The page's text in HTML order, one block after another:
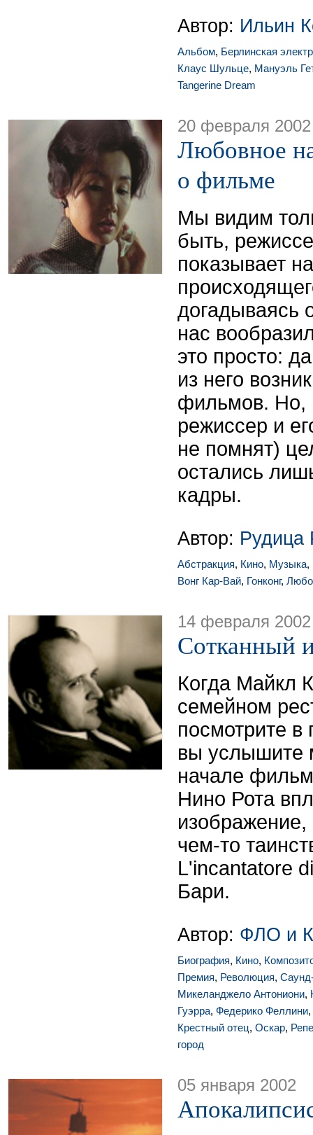
Автор: Ильин
Альбом, Берлинская
Клаус Шульце, Мануэль
Tangerine Dream
20 февраля 2002
Любовное
о фильме
Мы видим
быть,
показывает
догадываясь
нас
это просто:
из него
фильмов. Но,
режиссер и
не помнят)
остались
кадры.
Автор: Рудица
Абстракция, Кино, Музыка,
Вонг Кар-Вай, Гонконг,
14 февраля 2002
Сотканный
Когда Майкл
семейном
посмотрите в
вы услышите
начале
Нино Рота
изображение,
чем-то
L'incantatore
Бари.
Автор: ФЛО и
Биография, Кино,
Премия, Революция,
Микеланджело Антониони,
Гуэрра, Федерико Феллини,
Крестный отец, Оскар,
город
05 января 2002